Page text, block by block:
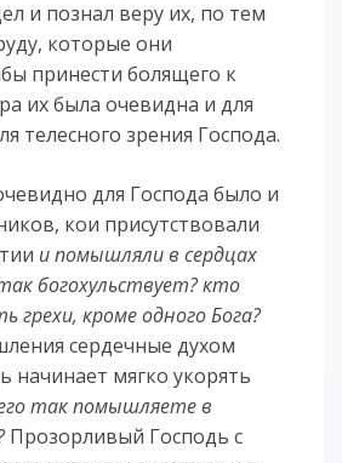
и познал веру их, по тем
которые они
принести болящего к
их была очевидна и для
телесного зрения Господа.
для Господа было и
кои присутствовали
и помышляли в сердцах
богохульствует? кто
кроме одного Бога?
сердечные духом
начинает мягко укорять
так помышляете в
Прозорливый Господь с